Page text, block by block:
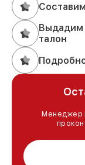
Выдадим
талон
Менеджер